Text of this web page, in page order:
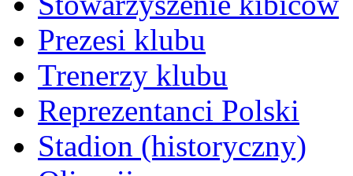
Prezesi klubu
Trenerzy klubu
Reprezentanci Polski
Stadion (historyczny)